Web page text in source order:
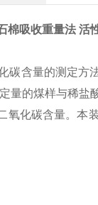
棉吸收重量法 活
碳含量的测定方
量的煤样与稀盐
化碳含量。本